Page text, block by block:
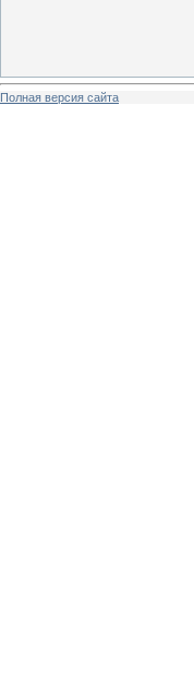
Полная версия сайта